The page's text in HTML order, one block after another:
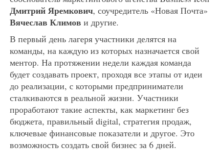
Дмитрий Яремкович, соучредитель «Новая Почта»
Вячеслав Климов и другие.
В первый день лагеря участники делятся на
команды, на каждую из которых назначается свой
ментор. На протяжении недели каждая команда
будет создавать проект, проходя все этапы от идеи
до реализации, с которыми предприниматели
сталкиваются в реальной жизни. Участники
проработают такие аспекты, как маркетинг без
бюджета, правильный digital, стратегия продаж,
ключевые финансовые показатели и другое. Это
возможность создать свой бизнес за 6 дней.